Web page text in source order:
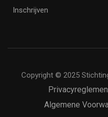
Inschrijven
Copyright © 2025
Algemene